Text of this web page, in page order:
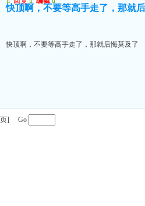
快顶啊，不要等高手走了，那就
快顶啊，不要等高手走了，那就后悔莫及了
页] Go